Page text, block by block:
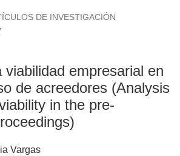
DE INVESTIGACIÓN
viabilidad empresarial en
de acreedores (Analysis
in the pre-
Vargas